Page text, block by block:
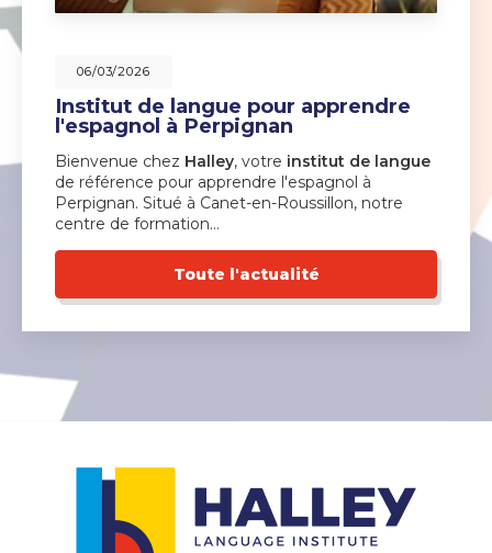
06/03/2026
Institut de langue pour apprendre
l'espagnol à Perpignan
Bienvenue chez Halley, votre institut de langue
de référence pour apprendre l'espagnol à
Perpignan. Situé à Canet-en-Roussillon, notre
centre de formation…
Toute l'actualité